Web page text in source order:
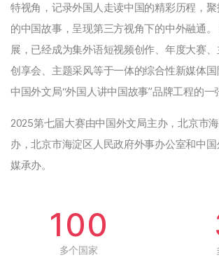
特视角，记录外国人走读中国的精彩历程，
的中国故事，呈现第三方视角下的中外融通
展，已经成为集外语短视频创作、年度大赛、
创享会、主题采风等于一体的综合性新媒体
中国外文局“外国人讲中国故事”品牌工程的一
2025第七届大赛由中国外文局主办，北京市
办，北京市海淀区人民政府外事办公室和中
媒承办。
100
多个国家